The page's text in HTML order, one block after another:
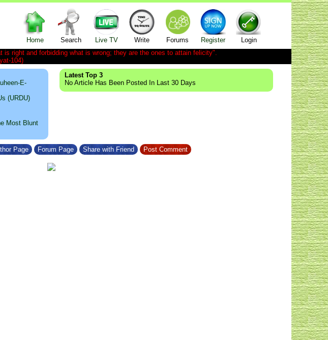
Home Search Live TV Write Forums Register
Login
right and forbidding what is wrong; they are the ones to attain felicity".
104)
E-
(URDU)
Most Blunt
Latest Top 3
No Article Has Been Posted In Last 30 Days
Page Forum Page Share with Friend Post Comment